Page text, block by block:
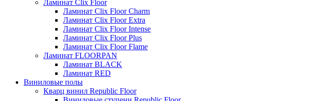
Ламинат Clix Floor
Ламинат Clix Floor Charm
Ламинат Clix Floor Extra
Ламинат Clix Floor Intense
Ламинат Clix Floor Plus
Ламинат Clix Floor Flame
Ламинат FLOORPAN
Ламинат BLACK
Ламинат RED
Виниловые полы
Кварц винил Republic Floor